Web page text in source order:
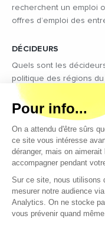
recherchent un emploi
offres d’emploi des
DÉCIDEURS
Quels sont les
politique des régions du
Copyright © 2026 -
Qui sommes-nous ?
Contact